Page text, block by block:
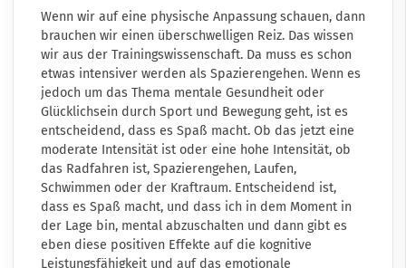
Wenn wir auf eine physische Anpassung schauen, dann
brauchen wir einen überschwelligen Reiz. Das wissen
wir aus der Trainingswissenschaft. Da muss es schon
etwas intensiver werden als Spazierengehen. Wenn es
jedoch um das Thema mentale Gesundheit oder
Glücklichsein durch Sport und Bewegung geht, ist es
entscheidend, dass es Spaß macht. Ob das jetzt eine
moderate Intensität ist oder eine hohe Intensität, ob
das Radfahren ist, Spazierengehen, Laufen,
Schwimmen oder der Kraftraum. Entscheidend ist,
dass es Spaß macht, und dass ich in dem Moment in
der Lage bin, mental abzuschalten und dann gibt es
eben diese positiven Effekte auf die kognitive
Leistungsfähigkeit und auf das emotionale